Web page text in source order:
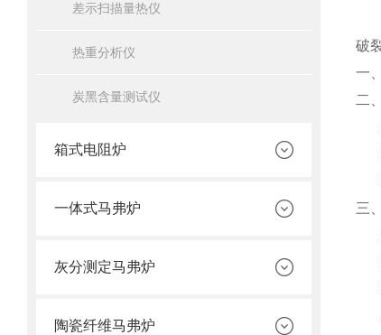
差示扫描量热仪
热重分析仪
炭黑含量测试仪
箱式电阻炉
一体式马弗炉
灰分测定马弗炉
陶瓷纤维马弗炉
破
一
二
1.
2.
3.
三
1.
2.
3.
4.